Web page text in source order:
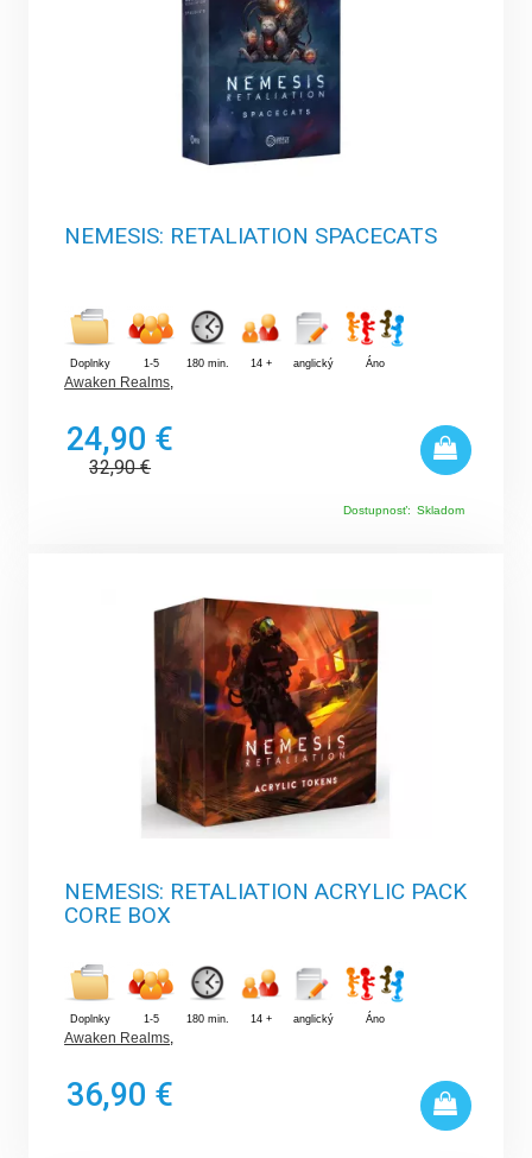
NEMESIS: RETALIATION SPACECATS
Doplnky 1-5 180 min. 14 + anglický Áno
Awaken Realms,
24,90 €
32,90€
Dostupnosť: Skladom
NEMESIS: RETALIATION ACRYLIC PACK
CORE BOX
Doplnky 1-5 180 min. 14 + anglický Áno
Awaken Realms,
36,90 €